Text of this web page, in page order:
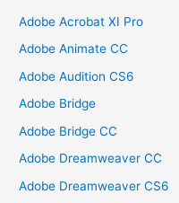
Adobe Acrobat XI Pro
Adobe Animate CC
Adobe Audition CS6
Adobe Bridge
Adobe Bridge CC
Adobe Dreamweaver CC
Adobe Dreamweaver CS6